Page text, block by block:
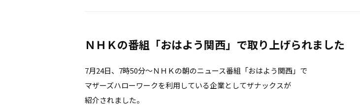
ＮＨＫの番組「おはよう関西」で取り上げられました
7月24日、7時50分～ＮＨＫの朝のニュース番組「おはよう関西」で
マザーズハローワークを利用している企業としてザナックスが
紹介されました。